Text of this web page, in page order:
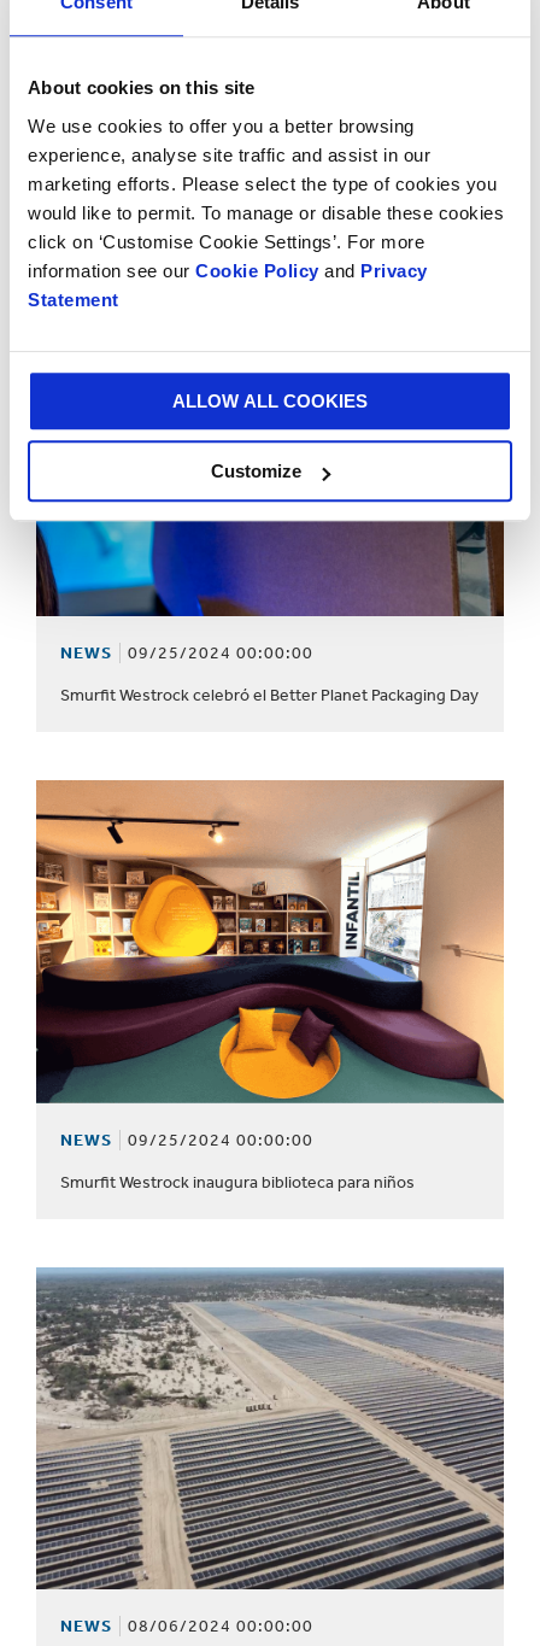
About cookies on this site
We use cookies to offer you a better browsing
experience, analyse site traffic and assist in our
marketing efforts. Please select the type of cookies you
would like to permit. To manage or disable these cookies
click on ‘Customise Cookie Settings’. For more
information see our Cookie Policy and Privacy
Statement
ALLOW ALL COOKIES
Customize
NEWS 10/10/2024 00:00:00
Smurfit Westrock Colombia y WWF Colombia unen
esfuerzos para promover la sostenibilidad y la
conservación del medio ambiente en el país
NEWS 09/25/2024 00:00:00
Smurfit Westrock celebró el Better Planet Packaging Day
NEWS 09/25/2024 00:00:00
Smurfit Westrock inaugura biblioteca para niños
NEWS 08/06/2024 00:00:00